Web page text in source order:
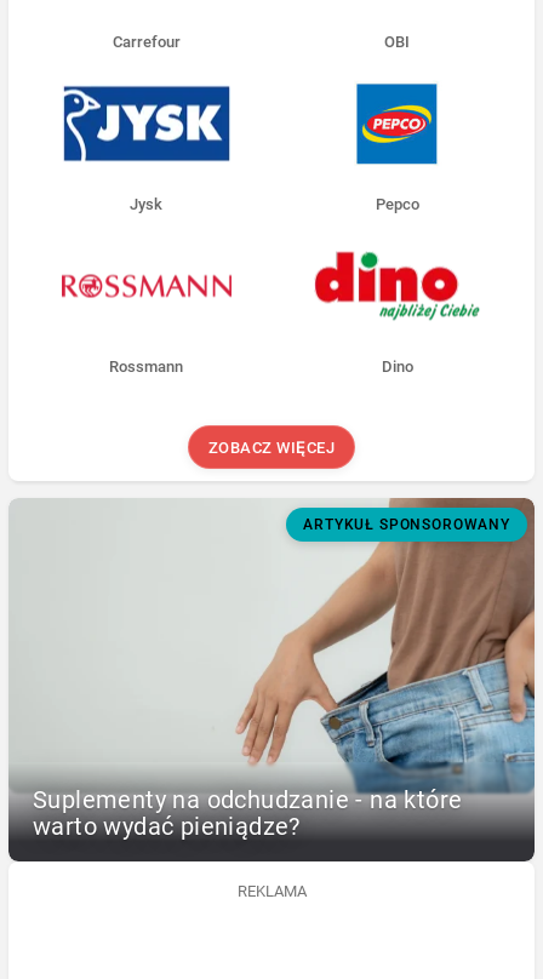
Carrefour OBI
Jysk Pepco
Rossmann Dino
ZOBACZ WIĘCEJ
ARTYKUŁ SPONSOROWANY
Suplementy na odchudzanie - na które
warto wydać pieniądze?
REKLAMA